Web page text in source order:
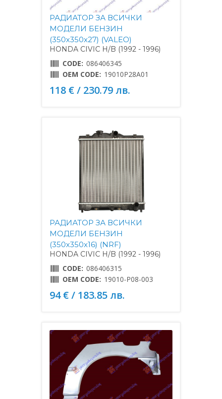
РАДИАТОР ЗА ВСИЧКИ
МОДЕЛИ БЕНЗИН
(350x350x27) (VALEO)
HONDA CIVIC H/B (1992 - 1996)
CODE: 086406345
OEM CODE: 19010P28A01
118 € / 230.79 лв.
РАДИАТОР ЗА ВСИЧКИ
МОДЕЛИ БЕНЗИН
(350x350x16) (NRF)
HONDA CIVIC H/B (1992 - 1996)
CODE: 086406315
OEM CODE: 19010-P08-003
94 € / 183.85 лв.